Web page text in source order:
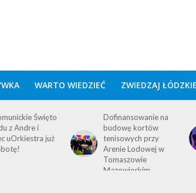
WARTO WIEDZIEĆ ZWIEDZAJ
Święto
z Andre i
uOrkiestra już
Dofinansowanie na
budowę kortów
tenisowych przy
Arenie Lodowej w
Tomaszowie
Mazowieckim